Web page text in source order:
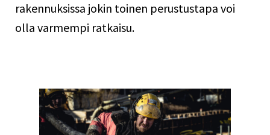
rakennuksissa jokin toinen perustustapa voi
olla varmempi ratkaisu.